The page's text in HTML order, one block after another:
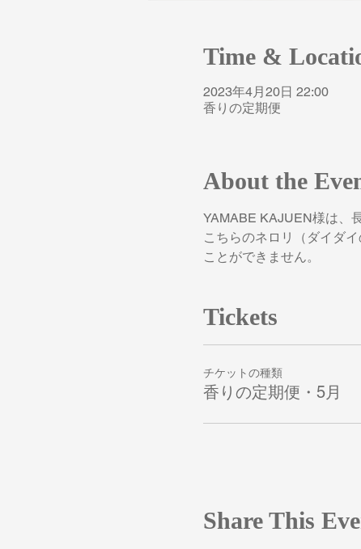
Time &
2023年4月20日 22:00
香りの定期便
About the
YAMABE KAJUEN様は、
こちらのネロリ（ダイダ
ことができません。
Tickets
チケットの種類
香りの定期便・5月
Share This